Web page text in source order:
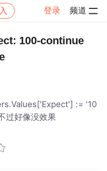
登录 频道
100-continue
:= '10
过好像没效果